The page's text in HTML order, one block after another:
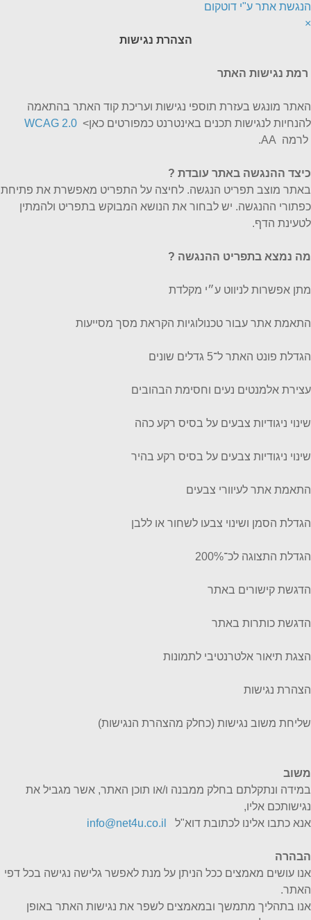
הנגשת אתר ע"י דוטקום
×
הצהרת נגישות
רמת נגישות האתר
האתר מונגש בעזרת תוספי נגישות ועריכת קוד האתר בהתאמה
להנחיות לנגישות תכנים באינטרנט כמפורטים כאן> WCAG 2.0
לרמה AA.
כיצד ההנגשה באתר עובדת ?
באתר מוצב תפריט הנגשה. לחיצה על התפריט מאפשרת את פתיחת
כפתורי ההנגשה. יש לבחור את הנושא המבוקש בתפריט ולהמתין
לטעינת הדף.
מה נמצא בתפריט ההנגשה ?
מתן אפשרות לניווט ע״י מקלדת
התאמת אתר עבור טכנולוגיות הקראת מסך מסייעות
הגדלת פונט האתר ל־5 גדלים שונים
עצירת אלמנטים נעים וחסימת הבהובים
שינוי ניגודיות צבעים על בסיס רקע כהה
שינוי ניגודיות צבעים על בסיס רקע בהיר
התאמת אתר לעיוורי צבעים
הגדלת הסמן ושינוי צבעו לשחור או ללבן
הגדלת התצוגה לכ־200%
הדגשת קישורים באתר
הדגשת כותרות באתר
הצגת תיאור אלטרנטיבי לתמונות
הצהרת נגישות
שליחת משוב נגישות (כחלק מהצהרת הנגישות)
משוב
במידה ונתקלתם בחלק ממבנה ו/או תוכן האתר, אשר מגביל את
נגישותכם אליו,
אנא כתבו אלינו לכתובת דוא"ל
info@net4u.co.il
הבהרה
אנו עושים מאמצים ככל הניתן על מנת לאפשר גלישה נגישה בכל דפי
האתר.
אנו בתהליך מתמשך ובמאמצים לשפר את נגישות האתר באופן